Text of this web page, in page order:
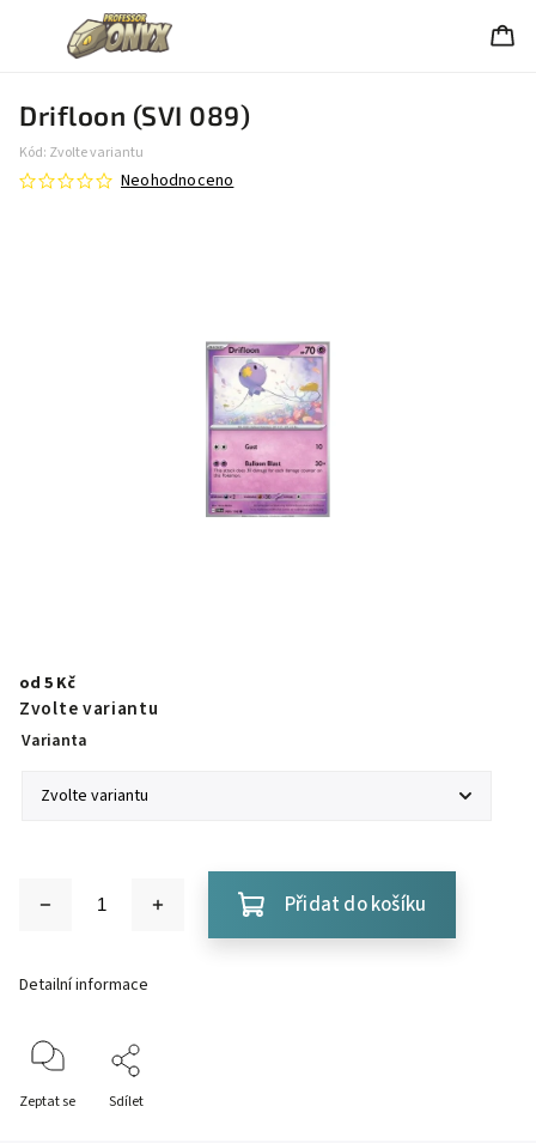
Drifloon (SVI 089)
Kód: Zvolte variantu
Neohodnoceno
od 5 Kč
Zvolte variantu
Varianta
Přidat do košíku
Detailní informace
Zeptat se Sdílet